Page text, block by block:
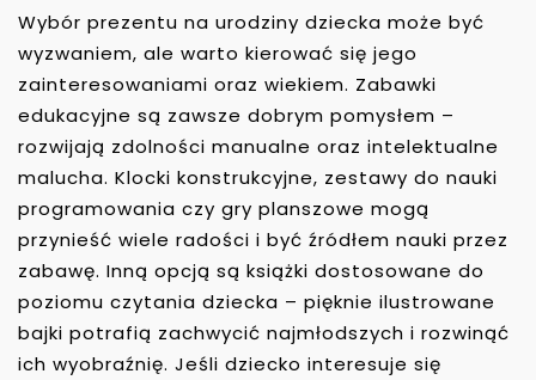
Wybór prezentu na urodziny dziecka może być
wyzwaniem, ale warto kierować się jego
zainteresowaniami oraz wiekiem. Zabawki
edukacyjne są zawsze dobrym pomysłem –
rozwijają zdolności manualne oraz intelektualne
malucha. Klocki konstrukcyjne, zestawy do nauki
programowania czy gry planszowe mogą
przynieść wiele radości i być źródłem nauki przez
zabawę. Inną opcją są książki dostosowane do
poziomu czytania dziecka – pięknie ilustrowane
bajki potrafią zachwycić najmłodszych i rozwinąć
ich wyobraźnię. Jeśli dziecko interesuje się